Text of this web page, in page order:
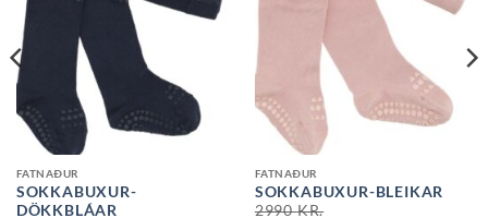
FATNAÐUR
SOKKABUXUR-
DÖKKBLÁAR
FATNAÐUR
SOKKABUXUR-BLEIKAR
2990KR.